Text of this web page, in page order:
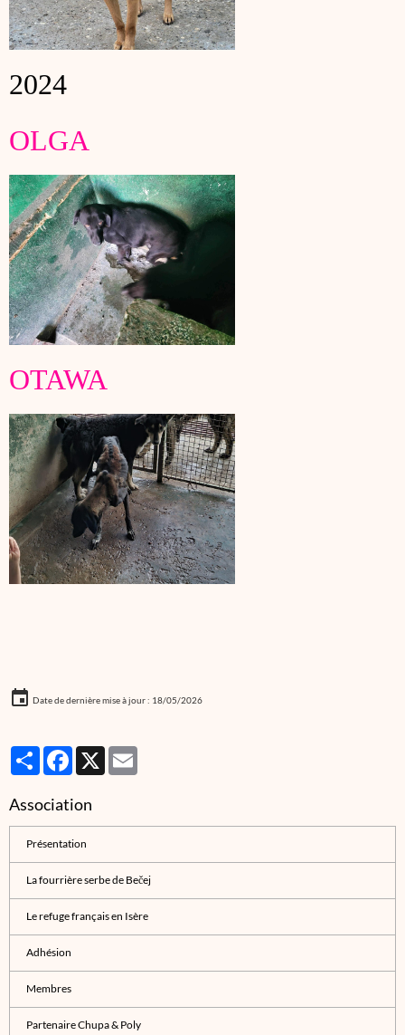
2024
OLGA
OTAWA
Date de dernière mise à jour : 18/05/2026
PartagerFacebook
X
Association
Présentation
La fourrière serbe de Bečej
Le refuge français en Isère
Adhésion
Membres
Partenaire Chupa & Poly